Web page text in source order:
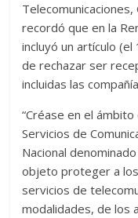
recordó que en la
incluyó un artículo
de rechazar ser
incluidas las
“Créase en el
Servicios de
Nacional
objeto proteger a
servicios de
modalidades, de los